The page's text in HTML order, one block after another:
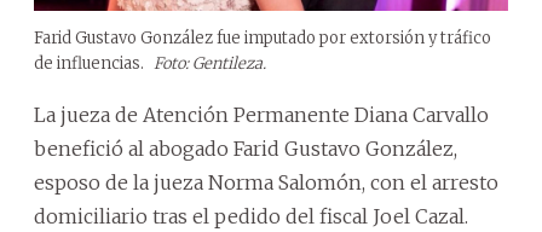
Farid Gustavo González fue imputado por extorsión y tráfico
de influencias. Foto: Gentileza.
La jueza de Atención Permanente Diana Carvallo
benefició al abogado Farid Gustavo González,
esposo de la jueza Norma Salomón, con el arresto
domiciliario tras el pedido del fiscal Joel Cazal.